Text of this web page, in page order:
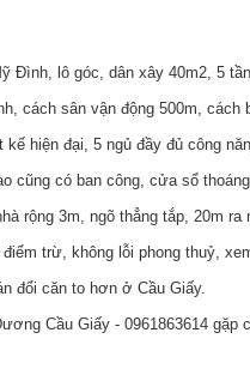
Đình, lô góc, dân xây 40m2, 5
cách sân vận động 500m, cách
kế hiện đại, 5 ngủ đầy đủ công
cũng có ban công, cửa sổ
rộng 3m, ngõ thẳng tắp, 20m ra
trừ, không lỗi phong thuỷ,
đổi căn to hơn ở Cầu Giấy.
Cầu Giấy - 0961863614 gặp